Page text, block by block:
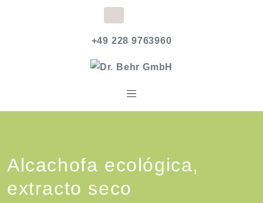
+49 228 9763960
Alcachofa ecológica,
extracto seco